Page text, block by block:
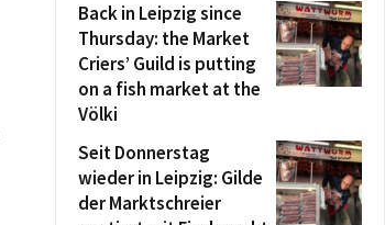
Back in Leipzig since
Thursday: the Market
Criers’ Guild is putting
on a fish market at the
Völki
Seit Donnerstag
wieder in Leipzig: Gilde
der Marktschreier